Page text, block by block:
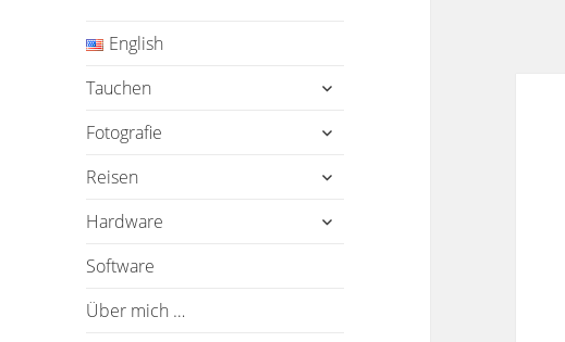
English
Tauchen
Fotografie
Reisen
Hardware
Software
Über mich …